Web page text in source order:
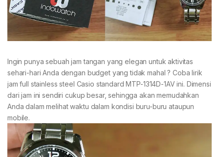
Ingin punya sebuah jam tangan yang elegan untuk aktivitas
sehari-hari Anda dengan budget yang tidak mahal ? Coba lirik
jam full stainless steel Casio standard MTP-1314D-1AV ini. Dimensi
dari jam ini sendiri cukup besar, sehingga akan memudahkan
Anda dalam melihat waktu dalam kondisi buru-buru ataupun
mobile.